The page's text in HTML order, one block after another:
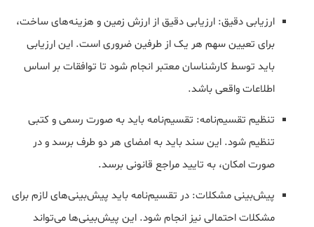
ارزیابی دقیق: ارزیابی دقیق از ارزش زمین و هزینه‌های ساخت،
برای تعیین سهم هر یک از طرفین ضروری است. این ارزیابی
باید توسط کارشناسان معتبر انجام شود تا توافقات بر اساس
اطلاعات واقعی باشد.
تنظیم تقسیم‌نامه: تقسیم‌نامه باید به صورت رسمی و کتبی
تنظیم شود. این سند باید به امضای هر دو طرف برسد و در
صورت امکان، به تایید مراجع قانونی برسد.
پیش‌بینی مشکلات: در تقسیم‌نامه باید پیش‌بینی‌های لازم برای
مشکلات احتمالی نیز انجام شود. این پیش‌بینی‌ها می‌تواند